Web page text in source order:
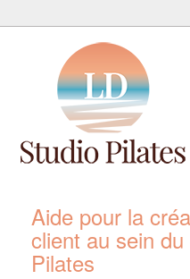
Aide pour la
client au sein
Pilates